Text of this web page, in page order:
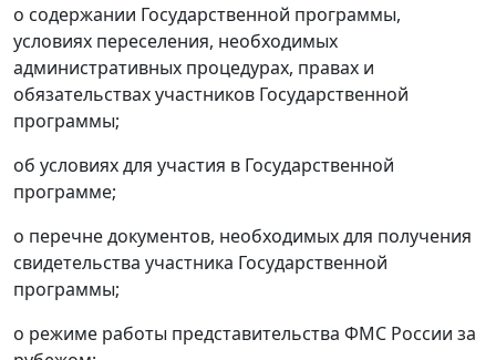
о содержании Государственной программы,
условиях переселения, необходимых
административных процедурах, правах и
обязательствах участников Государственной
программы;
об условиях для участия в Государственной
программе;
о перечне документов, необходимых для получения
свидетельства участника Государственной
программы;
о режиме работы представительства ФМС России за